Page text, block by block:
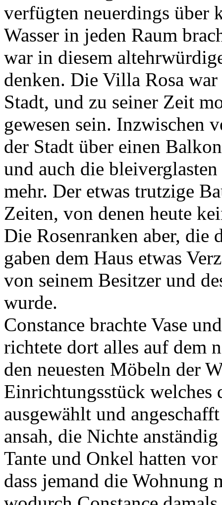
verfügten neuerdings über
Wasser in jeden Raum
war in diesem
denken. Die Villa Rosa war
Stadt, und zu seiner Zeit
gewesen sein. Inzwischen
der Stadt über einen
und auch die
mehr. Der etwas trutzige
Zeiten, von denen heute
Die Rosenranken aber, die
gaben dem Haus etwas
von seinem Besitzer und
wurde.
Constance brachte Vase
richtete dort alles auf dem
den neuesten Möbeln der
Einrichtungsstück welches
ausgewählt und
ansah, die Nichte
Tante und Onkel hatten
dass jemand die